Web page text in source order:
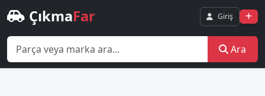
ÇıkmaFar Giriş
Ara